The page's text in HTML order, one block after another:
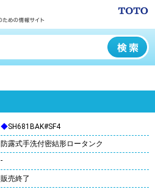
◆SH681BAK#SF4
防露式手洗付密結形ロータンク
-
販売終了